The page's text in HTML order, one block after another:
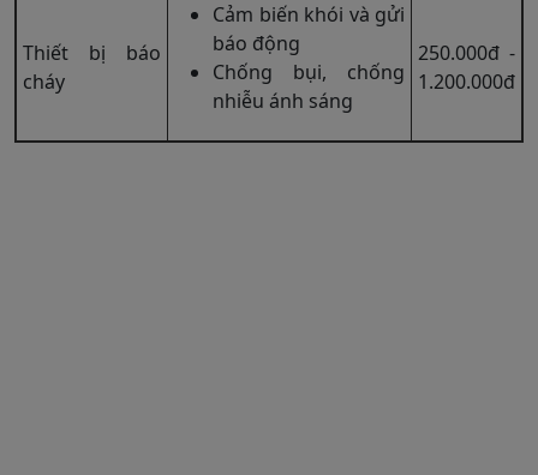
Thiết bị báo
cháy
Cảm biến khói và gửi
báo động
Chống bụi, chống
nhiễu ánh sáng
250.000đ -
1.200.000đ